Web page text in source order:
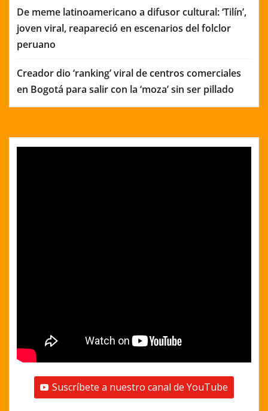
De meme latinoamericano a difusor cultural: ‘Tilín’,
joven viral, reapareció en escenarios del folclor
peruano
Creador dio ‘ranking’ viral de centros comerciales
en Bogotá para salir con la ‘moza’ sin ser pillado
Suscríbete a nuestro canal de YouTube